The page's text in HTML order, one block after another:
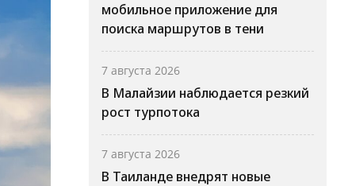
мобильное приложение для
поиска маршрутов в тени
7 августа 2026
В Малайзии наблюдается резкий
рост турпотока
7 августа 2026
В Таиланде внедрят новые